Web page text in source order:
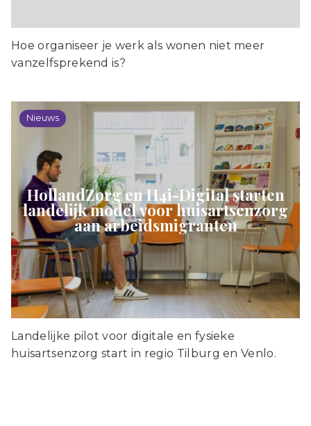
Hoe organiseer je werk als wonen niet meer
vanzelfsprekend is?
Nieuws
HollandZorg en H4i-Digital starten
landelijk model voor huisartsenzorg
aan arbeidsmigranten
Landelijke pilot voor digitale en fysieke
huisartsenzorg start in regio Tilburg en Venlo.